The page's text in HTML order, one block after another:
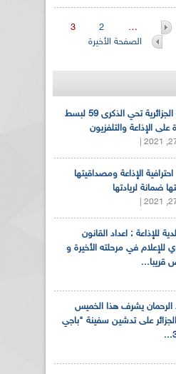
…
2
3
الصفحة الأخيرة
الإذاعة الجزائرية تحي الذكرى 59 لبسط
على الإذاعة والتلفزيون
الإذاعة ومصداقيتها
ضمانة لريادتها
للإذاعة : اعداد القانون
للإعلام في مرحلته الأخيرة و
قريبا...
الرحمان يشرف هذا الخميس
الجزائر على تدشين سفينة "باجي